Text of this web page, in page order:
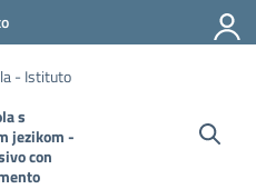
- Istituto
s
jezikom -
con